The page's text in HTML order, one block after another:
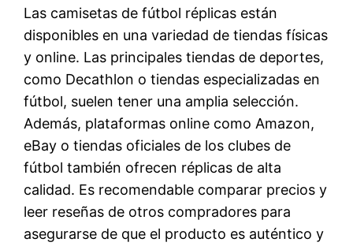
Las camisetas de fútbol réplicas están
disponibles en una variedad de tiendas físicas
y online. Las principales tiendas de deportes,
como Decathlon o tiendas especializadas en
fútbol, suelen tener una amplia selección.
Además, plataformas online como Amazon,
eBay o tiendas oficiales de los clubes de
fútbol también ofrecen réplicas de alta
calidad. Es recomendable comparar precios y
leer reseñas de otros compradores para
asegurarse de que el producto es auténtico y